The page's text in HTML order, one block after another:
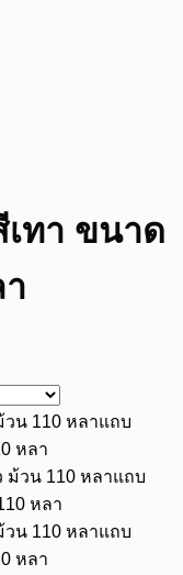
ทา ขนาด
แถบ
หลา
แถบ
หลา
แถบ
หลา